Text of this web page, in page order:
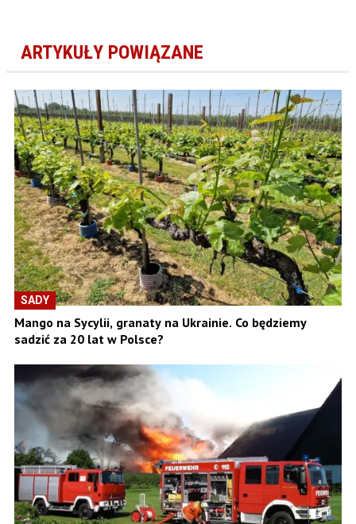
ARTYKUŁY POWIĄZANE
SADY
Mango na Sycylii, granaty na Ukrainie. Co będziemy
sadzić za 20 lat w Polsce?